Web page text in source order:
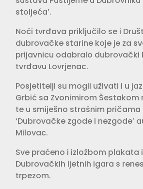
stoljeća’.
Noći tvrđava priključilo se i
dubrovačke starine koje je za
prijavnicu odabralo dubrovački
tvrđavu Lovrjenac.
Posjetitelji su mogli uživati i u
Grbić sa Zvonimirom
te u smiješno strašnim pričama
‘Dubrovačke zgode i nezgode’
Milovac.
Sve praćeno i izložbom plakata
Dubrovačkih ljetnih igara s
trpezom.